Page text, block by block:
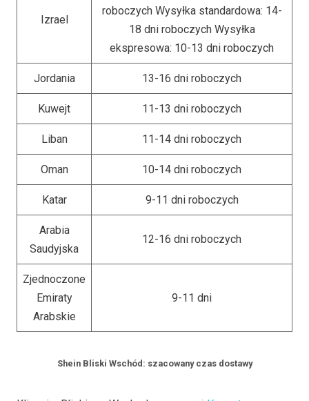
Izrael
roboczych Wysyłka standardowa: 14-
18 dni roboczych Wysyłka
ekspresowa: 10-13 dni roboczych
Jordania 13-16 dni roboczych
Kuwejt 11-13 dni roboczych
Liban 11-14 dni roboczych
Oman 10-14 dni roboczych
Katar 9-11 dni roboczych
Arabia
Saudyjska
12-16 dni roboczych
Zjednoczone
Emiraty
Arabskie
9-11 dni
Shein Bliski Wschód: szacowany czas dostawy